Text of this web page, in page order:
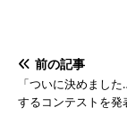
前の記事
「ついに決めまし
するコンテストを